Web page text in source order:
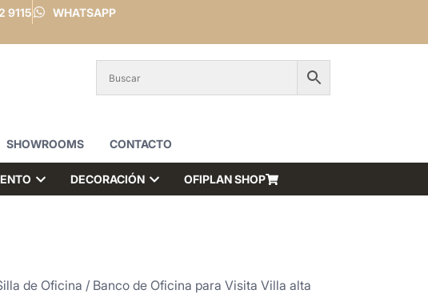
9115 WHATSAPP
SHOWROOMS CONTACTO
DECORACIÓN OFIPLAN SHOP
de Oficina / Banco de Oficina para Visita Villa alta